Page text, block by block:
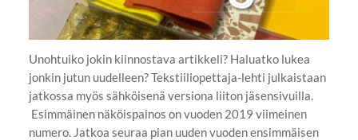
Unohtuiko jokin kiinnostava artikkeli? Haluatko lukea
jonkin jutun uudelleen? Tekstiiliopettaja-lehti julkaistaan
jatkossa myös sähköisenä versiona liiton jäsensivuilla.
Esimmäinen näköispainos on vuoden 2019 viimeinen
numero. Jatkoa seuraa pian uuden vuoden ensimmäisen